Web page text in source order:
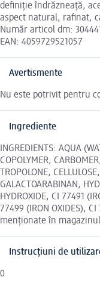
definiție îndrăzneață,
aspect natural, rafinat,
Număr articol dm:
EAN: 4059729521057
Avertismente
Nu este potrivit pentru
Ingrediente
INGREDIENTS: AQUA
COPOLYMER,
TROPOLONE,
GALACTOARABINAN,
HYDROXIDE, CI 77491
77499 (IRON OXIDES),
menționate în
Instrucțiuni de
0